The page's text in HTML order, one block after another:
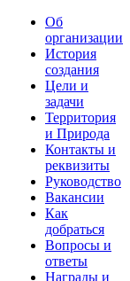
Об
организации
История
создания
Цели и
задачи
Территория
и Природа
Контакты и
реквизиты
Руководство
Вакансии
Как
добраться
Вопросы и
ответы
Награды и